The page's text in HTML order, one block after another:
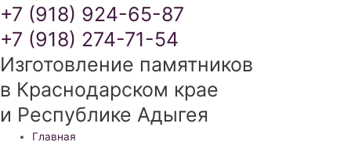
+7 (918) 924-65-87
+7 (918) 274-71-54
Изготовление памятников
в Краснодарском крае
и Республике Адыгея
Меню
Главная